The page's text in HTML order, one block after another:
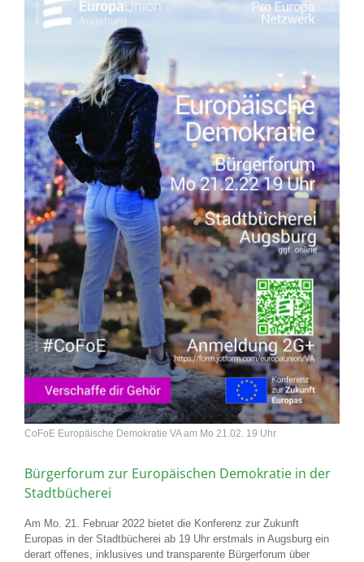
CoFoE Europäische Demokratie VA am Mo 21.02. 19 Uhr
Bürgerforum zur Europäischen Demokratie in der
Stadtbücherei
Am Mo. 21. Februar 2022 bietet die Konferenz zur Zukunft
Europas in der Stadtbücherei ab 19 Uhr erstmals in Augsburg ein
derart offenes, inklusives und transparente Bürgerforum über